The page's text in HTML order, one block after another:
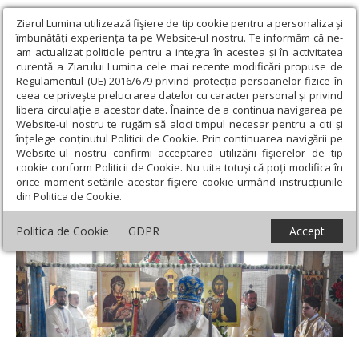
Ziarul Lumina utilizează fişiere de tip cookie pentru a personaliza și
îmbunătăți experiența ta pe Website-ul nostru. Te informăm că ne-
am actualizat politicile pentru a integra în acestea și în activitatea
curentă a Ziarului Lumina cele mai recente modificări propuse de
Regulamentul (UE) 2016/679 privind protecția persoanelor fizice în
ceea ce privește prelucrarea datelor cu caracter personal și privind
libera circulație a acestor date. Înainte de a continua navigarea pe
Website-ul nostru te rugăm să aloci timpul necesar pentru a citi și
înțelege conținutul Politicii de Cookie. Prin continuarea navigării pe
Website-ul nostru confirmi acceptarea utilizării fişierelor de tip
cookie conform Politicii de Cookie. Nu uita totuși că poți modifica în
orice moment setările acestor fişiere cookie urmând instrucțiunile
din Politica de Cookie.
Politica de Cookie GDPR Accept
Ziarul Lumina › Actualitate religioasă › Știri › Binecuvântare
pentru comunitatea din Bața, Protopopiatul Beclean
Binecuvântare pentru comunitatea din
Bața, Protopopiatul Beclean